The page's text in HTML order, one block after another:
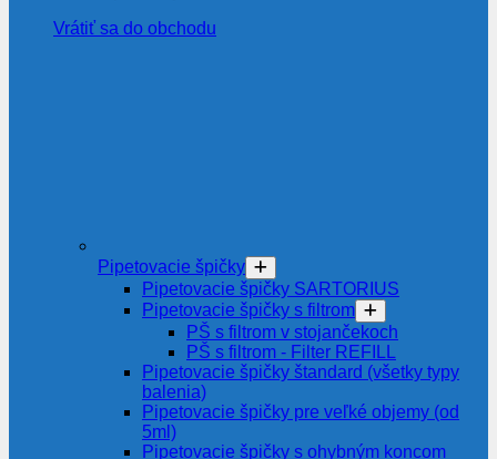
Vrátiť sa do obchodu
Pipetovacie špičky
Pipetovacie špičky SARTORIUS
Pipetovacie špičky s filtrom
PŠ s filtrom v stojančekoch
PŠ s filtrom - Filter REFILL
Pipetovacie špičky štandard (všetky typy
balenia)
Pipetovacie špičky pre veľké objemy (od
5ml)
Pipetovacie špičky s ohybným koncom